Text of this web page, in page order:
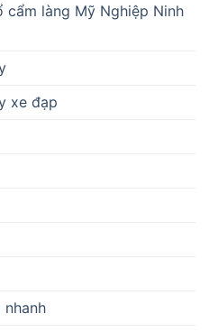
cẩm làng Mỹ Nghiệp Ninh
xe đạp